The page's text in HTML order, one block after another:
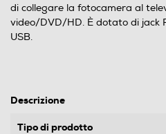
di collegare la fotocamera al
video/DVD/HD. È dotato di jack
USB.
Descrizione
Tipo di prodotto